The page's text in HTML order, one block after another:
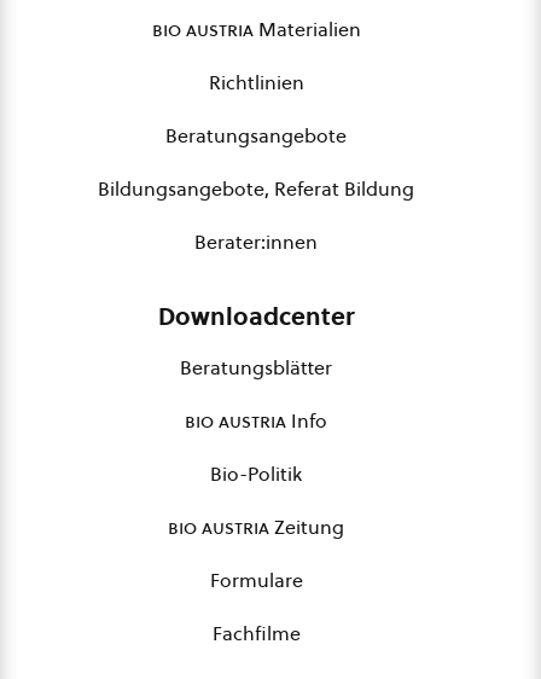
bio austriaMaterialien
Richtlinien
Beratungsangebote
Bildungsangebote, Referat Bildung
Berater:innen
Downloadcenter
Beratungsblätter
bio austria Info
Bio-Politik
bio austriaZeitung
Formulare
Fachfilme